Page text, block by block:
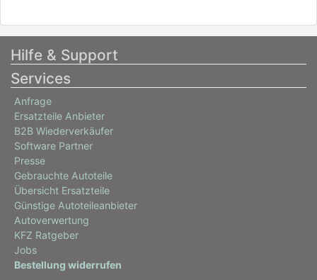
Hilfe & Support
Services
Anfrage
Ersatzteile Anbieter
B2B Wiederverkäufer
Software Partner
Presse
Gebrauchte Autoteile
Übersicht Ersatzteile
Günstige Autoteileanbieter
Autoverwertung
KFZ Ratgeber
Jobs
Bestellung widerrufen